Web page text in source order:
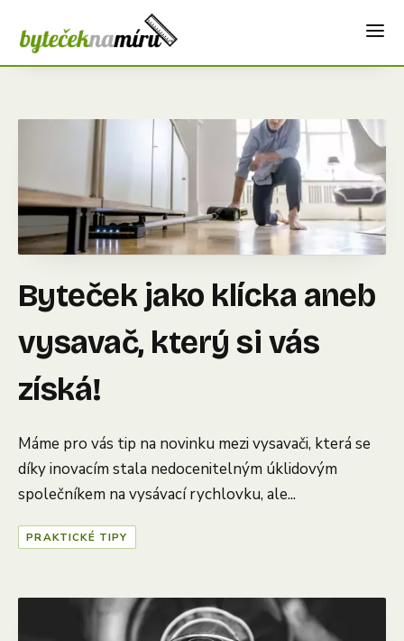
Byteček jako klícka aneb
vysavač, který si vás
získá!
Máme pro vás tip na novinku mezi vysavači, která se
díky inovacím stala nedocenitelným úklidovým
společníkem na vysávací rychlovku, ale...
PRAKTICKÉ TIPY